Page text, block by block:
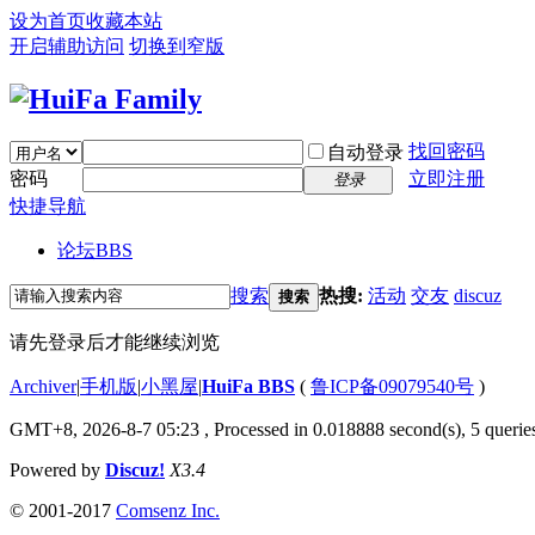
设为首页收藏本站
开启辅助访问 切换到窄版
自动登录 找回密码
密码
登录
立即注册
快捷导航
论坛BBS
搜索 搜索 热搜: 活动 交友 discuz
请先登录后才能继续浏览
Archiver|手机版|小黑屋|HuiFa BBS ( 鲁ICP备09079540号 )
GMT+8, 2026-8-7 05:23 , Processed in 0.018888 second(s), 5
Powered by Discuz! X3.4
© 2001-2017 Comsenz Inc.